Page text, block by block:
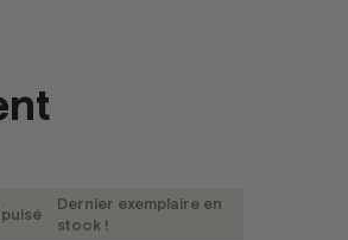
Dernier exemplaire en
stock !